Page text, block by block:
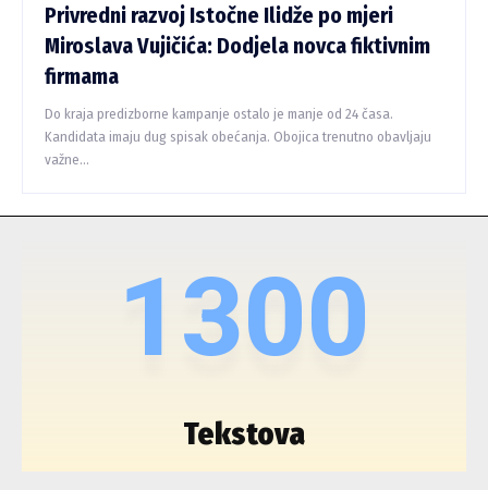
Privredni razvoj Istočne Ilidže po mjeri
Miroslava Vujičića: Dodjela novca fiktivnim
firmama
Do kraja predizborne kampanje ostalo je manje od 24 časa.
Kandidata imaju dug spisak obećanja. Obojica trenutno obavljaju
važne...
1300
Tekstova